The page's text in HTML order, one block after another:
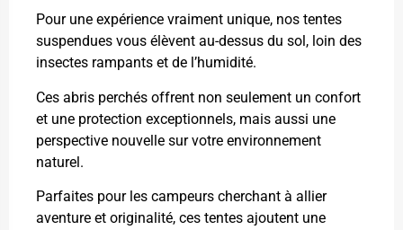
Pour une expérience vraiment unique, nos tentes
suspendues vous élèvent au-dessus du sol, loin des
insectes rampants et de l’humidité.
Ces abris perchés offrent non seulement un confort
et une protection exceptionnels, mais aussi une
perspective nouvelle sur votre environnement
naturel.
Parfaites pour les campeurs cherchant à allier
aventure et originalité, ces tentes ajoutent une